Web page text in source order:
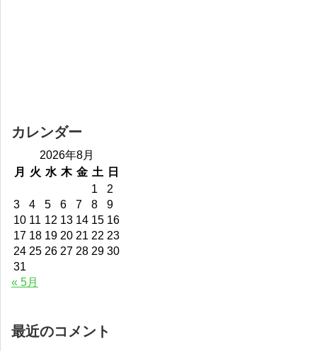
カレンダー
2026年8月
月
火 水 木 金 土
日
1
2
3
4 5 6 7 8
9
10 11 12 13 14 15 16
17 18 19 20 21 22 23
24 25 26 27 28 29 30
31
« 5月
最近のコメント